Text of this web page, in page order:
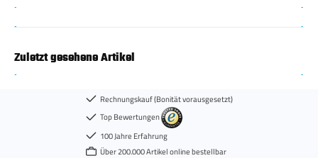
Zuletzt gesehene Artikel
Rechnungskauf (Bonität vorausgesetzt)
Top Bewertungen
100 Jahre Erfahrung
Über 200.000 Artikel online bestellbar